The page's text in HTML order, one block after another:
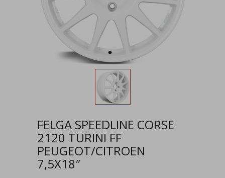
FELGA SPEEDLINE CORSE
2120 TURINI FF
PEUGEOT/CITROEN
7,5X18″